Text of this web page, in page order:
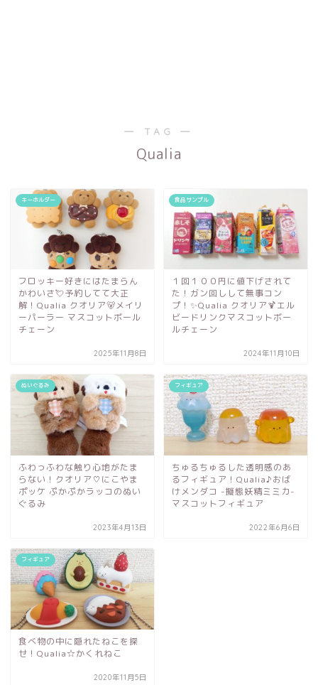
― TAG ―
Qualia
キーホルダー
フロッキー好きにはたまらん
かわいさ💘予約してて大正
解！Qualia クオリア🐻メイリ
ーパーラー マスコットボール
チェーン
2025年11月8日
食品サンプル
１回１００円に値下げされて
た！ガン回しして無事コン
プ！✨Qualia クオリア🍹エル
ビードリンクマスコットボー
ルチェーン
2024年11月10日
ぬいぐるみ
ふわっふわな触り心地がたま
らない！クオリア♡にこやま
ポッケ ぷかぷかラッコのぬい
ぐるみ
2023年4月13日
フィギュア
ちゅるちゅるした透明感のあ
るフィギュア！Qualia♪おば
けメンダコ -擬態妖精ミミカ-
マスコットフィギュア
2022年6月6日
フィギュア
食べ物の中に隠れたねこを探
せ！Qualia☆かくれねこ
2020年11月5日